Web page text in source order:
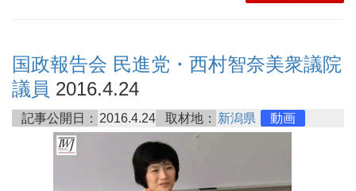
国政報告会 民進党・西村智奈美衆議院
議員 2016.4.24
記事公開日： 2016.4.24 取材地： 新潟県 動画